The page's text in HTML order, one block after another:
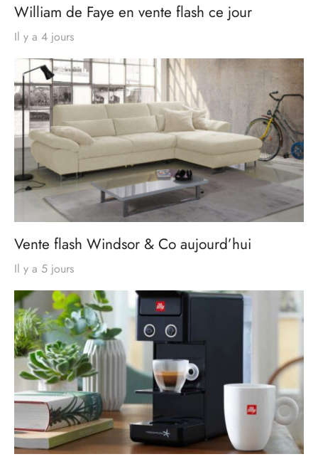
William de Faye en vente flash ce jour
Il y a 4 jours
Vente flash Windsor & Co aujourd’hui
Il y a 5 jours